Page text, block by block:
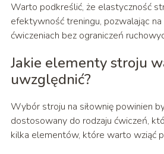
Warto podkreślić, że elastyczność
efektywność treningu, pozwalając na
ćwiczeniach bez ograniczeń
Jakie elementy stroju
uwzględnić?
Wybór stroju na siłownię powinien
dostosowany do rodzaju ćwiczeń,
kilka elementów, które warto wziąć